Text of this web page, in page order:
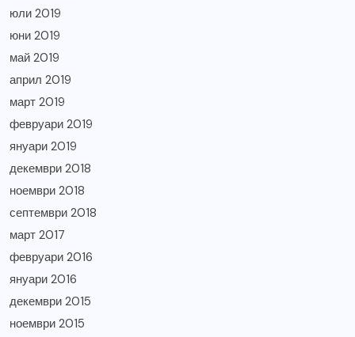
юли 2019
юни 2019
май 2019
април 2019
март 2019
февруари 2019
януари 2019
декември 2018
ноември 2018
септември 2018
март 2017
февруари 2016
януари 2016
декември 2015
ноември 2015